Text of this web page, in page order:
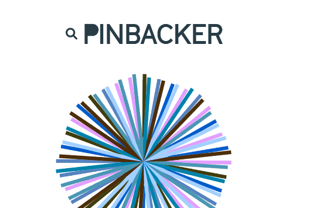
PINBACKER